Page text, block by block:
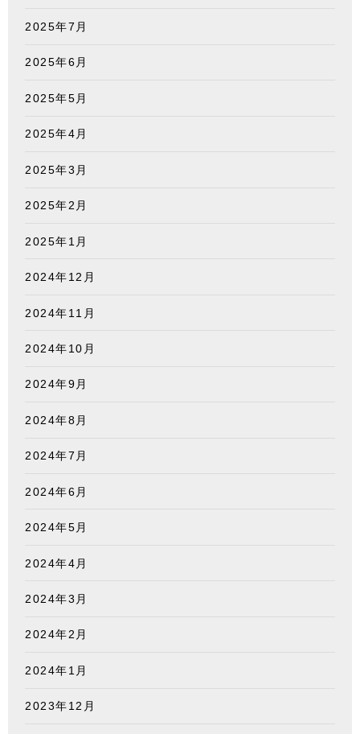
2025年7月
2025年6月
2025年5月
2025年4月
2025年3月
2025年2月
2025年1月
2024年12月
2024年11月
2024年10月
2024年9月
2024年8月
2024年7月
2024年6月
2024年5月
2024年4月
2024年3月
2024年2月
2024年1月
2023年12月